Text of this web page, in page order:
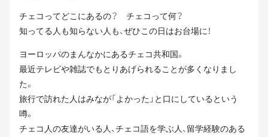
チェコってどこにあるの？ チェコって何？
知ってる人も知らない人も、ぜひこの日はお台場に！
ヨーロッパのまんなかにあるチェコ共和国。
最近テレビや雑誌でもとりあげられることが多くなりまし
た。
旅行で訪れた人はみなが「よかった」と口にしているという
噂。
チェコ人の友達がいる人、チェコ語を学ぶ人、留学経験のある